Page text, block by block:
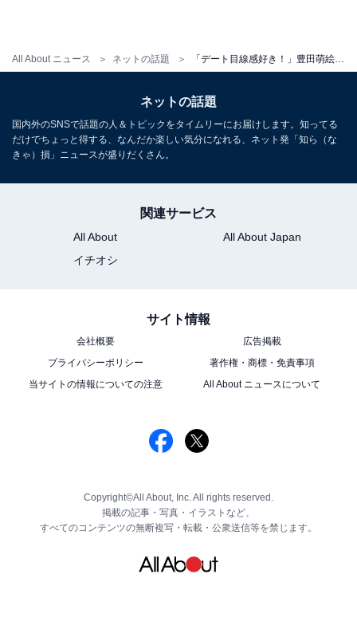
All About ニュース ネットの話題
ネットの話題
国内外のSNSで話題の人＆トピックをタイムリーにお届けします。知ってる
だけでちょっと得する、なんだか楽しい気分になれる、ネット発「知ら（な
きゃ）損」ニュースが盛りだくさん。
関連サービス
All About
All About Japan
イチオシ
サイト情報
会社概要
広告掲載
プライバシーポリシー
著作権・商標・免責事項
当サイトの情報についての注意
All About ニュースについて
Copyright©All About, Inc. All rights reserved.
掲載の記事・写真・イラストなど、
すべてのコンテンツの無断複写・転載・公衆送信等を禁じます。